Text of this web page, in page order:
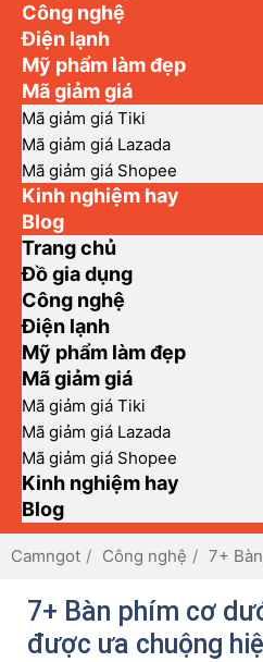
Công nghệ
Điện lạnh
Mỹ phẩm làm đẹp
Mã giảm giá
Mã giảm giá Tiki
Mã giảm giá Lazada
Mã giảm giá Shopee
Kinh nghiệm hay
Blog
Trang chủ
Đồ gia dụng
Công nghệ
Điện lạnh
Mỹ phẩm làm đẹp
Mã giảm giá
Mã giảm giá Tiki
Mã giảm giá Lazada
Mã giảm giá Shopee
Kinh nghiệm hay
Blog
Camngot Công nghệ 7+
7+ Bàn phím cơ
được ưa chuộng